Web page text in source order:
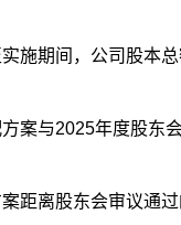
施期间，公司股本总
案与2025年度股东
距离股东会审议通过